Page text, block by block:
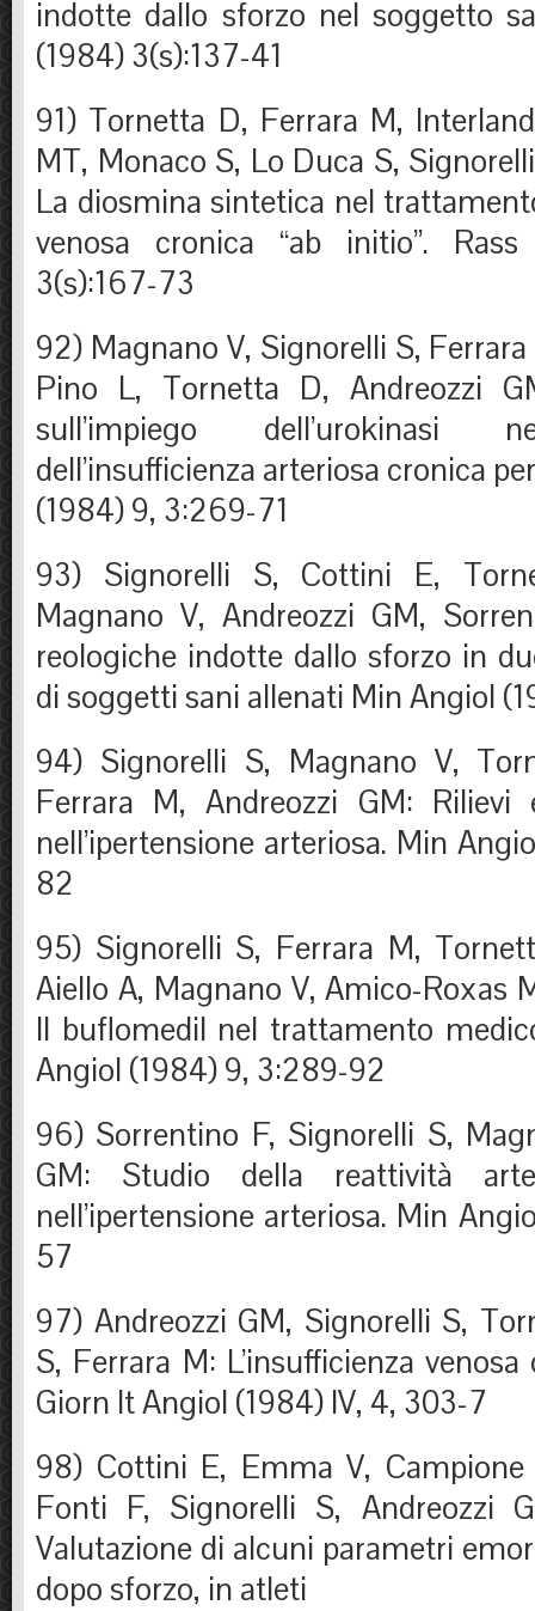
indotte dallo sforzo nel soggetto
(1984) 3(s):137-41
91) Tornetta D, Ferrara M,
MT, Monaco S, Lo Duca S,
La diosmina sintetica nel
venosa cronica “ab initio”.
3(s):167-73
92) Magnano V, Signorelli S,
Pino L, Tornetta D, Andreozzi
sull’impiego dell’urokinasi
dell’insufficienza arteriosa cronica
(1984) 9, 3:269-71
93) Signorelli S, Cottini E,
Magnano V, Andreozzi GM,
reologiche indotte dallo sforzo in
di soggetti sani allenati Min Angiol
94) Signorelli S, Magnano V,
Ferrara M, Andreozzi GM: Rilievi
nell’ipertensione arteriosa. Min
82
95) Signorelli S, Ferrara M,
Aiello A, Magnano V, Amico-Roxas
Il buflomedil nel trattamento
Angiol (1984) 9, 3:289-92
96) Sorrentino F, Signorelli S,
GM: Studio della reattività
nell’ipertensione arteriosa. Min
57
97) Andreozzi GM, Signorelli S,
S, Ferrara M: L’insufficienza venosa
Giorn It Angiol (1984) IV, 4, 303-7
98) Cottini E, Emma V,
Fonti F, Signorelli S, Andreozzi
Valutazione di alcuni parametri
dopo sforzo, in atleti